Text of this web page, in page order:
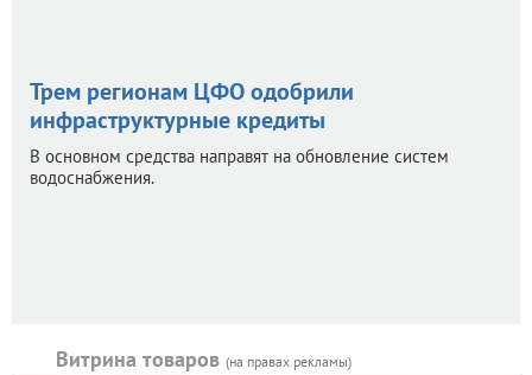
Трем регионам ЦФО одобрили
инфраструктурные кредиты
В основном средства направят на обновление систем
водоснабжения.
Витрина товаров (на правах рекламы)